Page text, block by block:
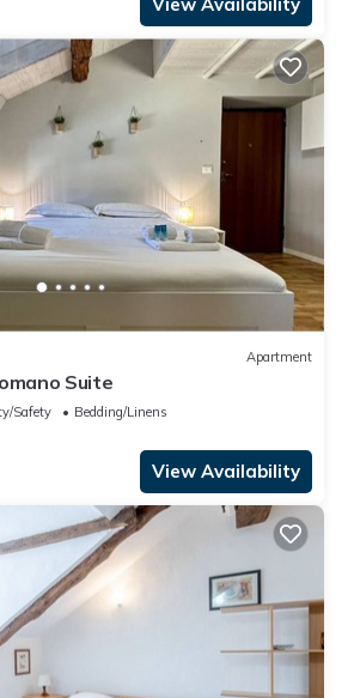
Apartment
Suite
Safety
Bedding/Linens
View Availability